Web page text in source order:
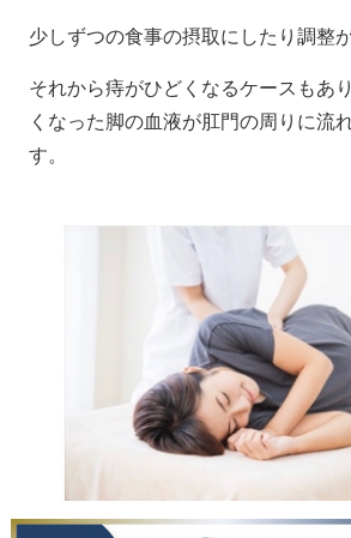
少しずつの食事の摂取にしたり調整
それから痔がひどくなるケースもあ
くなった脚の血液が肛門の周りに流
す。